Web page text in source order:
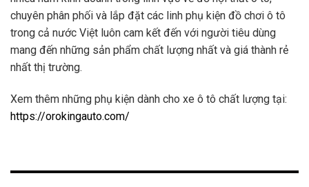
chuyên phân phối và lắp đặt các linh phụ kiện đồ chơi ô tô
trong cả nước Việt luôn cam kết đến với người tiêu dùng
mang đến những sản phẩm chất lượng nhất và giá thành rẻ
nhất thị trường.
Xem thêm những phụ kiện dành cho xe ô tô chất lượng tại:
https://orokingauto.com/